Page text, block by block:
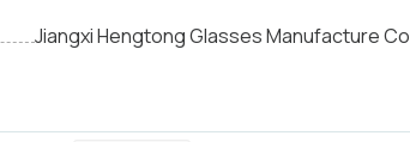
Jiangxi Hengtong Glasses Manufacture